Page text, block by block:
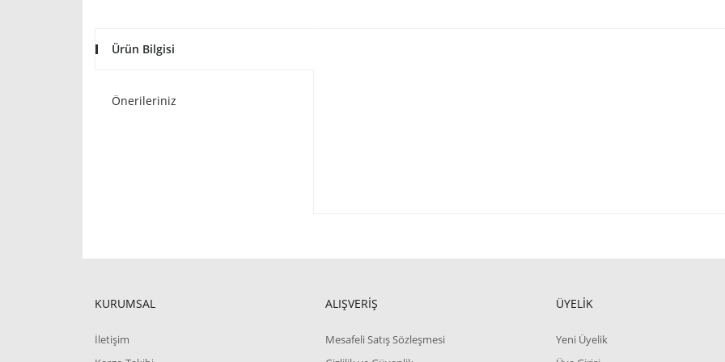
Ürün Bilgisi
Önerileriniz
KURUMSAL
İletişim
ALIŞVERİŞ
Mesafeli Satış Sözleşmesi
ÜYELİK
Yeni Üyelik